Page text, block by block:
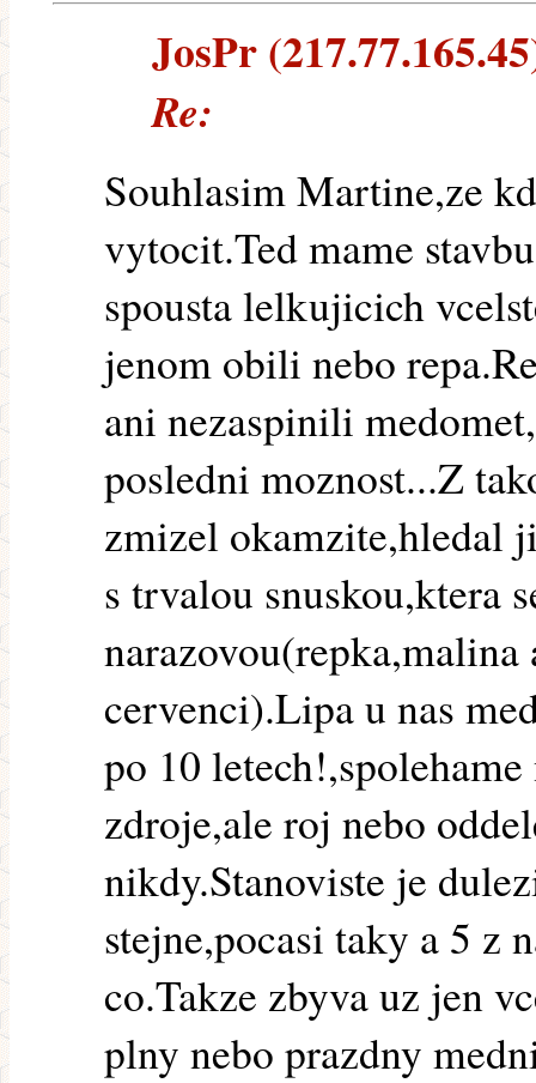
JosPr
Re:
Souhlasim Martine,ze
vytocit.Ted mame
spousta lelkujicich
jenom obili nebo
ani nezaspinili
posledni moznost...Z
zmizel okamzite,hledal
s trvalou snuskou,ktera
cervenci).Lipa u nas
po 10
zdroje,ale roj nebo
nikdy.Stanoviste je
stejne,pocasi taky a 5 z
co.Takze zbyva uz jen
plny nebo prazdny